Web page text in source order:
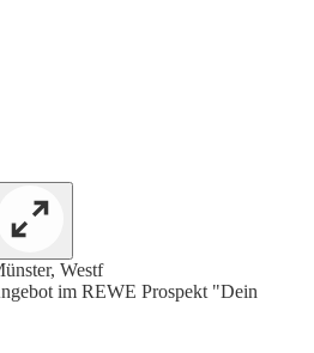
Westf
im REWE Prospekt "Dein